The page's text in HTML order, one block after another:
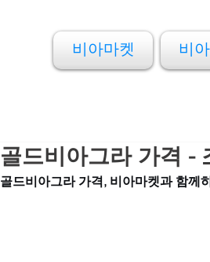
비아마켓 비
골드비아그라 가격 -
골드비아그라 가격, 비아마켓과 함께